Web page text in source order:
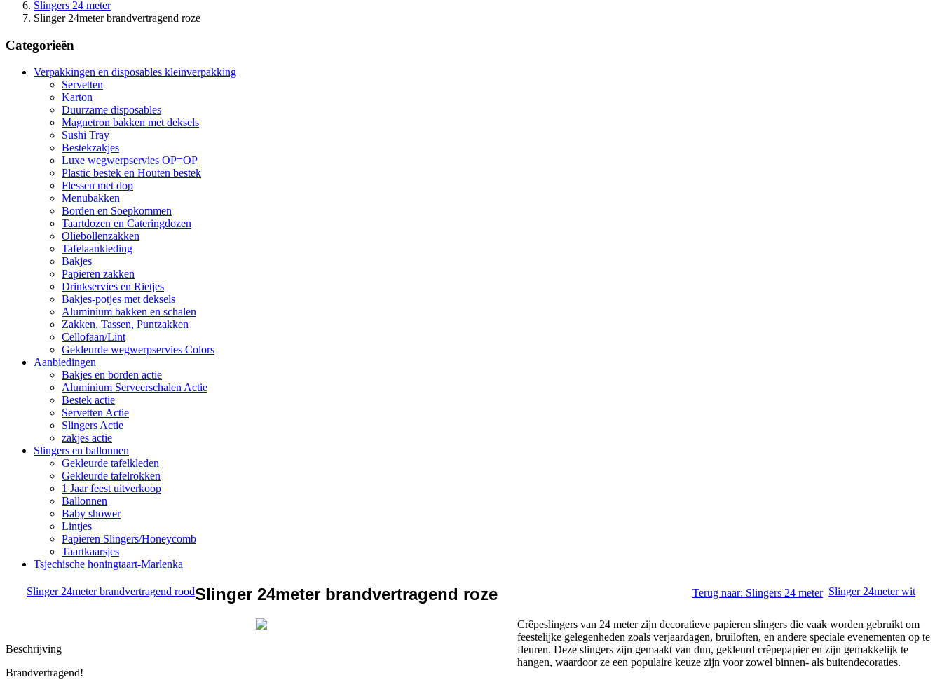
Slingers 24 meter
Slinger 24meter brandvertragend roze
Categorieën
Verpakkingen en disposables kleinverpakking
Servetten
Karton
Duurzame disposables
Magnetron bakken met deksels
Sushi Tray
Bestekzakjes
Luxe wegwerpservies OP=OP
Plastic bestek en Houten bestek
Flessen met dop
Menubakken
Borden en Soepkommen
Taartdozen en Cateringdozen
Oliebollenzakken
Tafelaankleding
Bakjes
Papieren zakken
Drinkservies en Rietjes
Bakjes-potjes met deksels
Aluminium bakken en schalen
Zakken, Tassen, Puntzakken
Cellofaan/Lint
Gekleurde wegwerpservies Colors
Aanbiedingen
Bakjes en borden actie
Aluminium Serveerschalen Actie
Bestek actie
Servetten Actie
Slingers Actie
zakjes actie
Slingers en ballonnen
Gekleurde tafelkleden
Gekleurde tafelrokken
1 Jaar feest uitverkoop
Ballonnen
Baby shower
Lintjes
Papieren Slingers/Honeycomb
Taartkaarsjes
Tsjechische honingtaart-Marlenka
Slinger 24meter brandvertragend rood Slinger 24meter wit
Terug naar: Slingers 24 meter
Slinger 24meter brandvertragend roze
Crêpeslingers van 24 meter zijn decoratieve papieren slingers die vaak worden gebruikt om
feestelijke gelegenheden zoals verjaardagen, bruiloften, en andere speciale evenementen op te
fleuren. Deze slingers zijn gemaakt van dun, gekleurd crêpepapier en zijn gemakkelijk te
hangen, waardoor ze een populaire keuze zijn voor zowel binnen- als buitendecoraties.
Beschrijving
Brandvertragend!